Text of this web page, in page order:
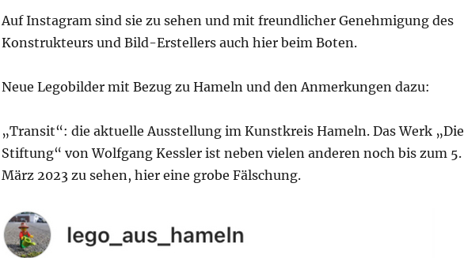
Auf Instagram sind sie zu sehen und mit freundlicher Genehmigung des
Konstrukteurs und Bild-Erstellers auch hier beim Boten.
Neue Legobilder mit Bezug zu Hameln und den Anmerkungen dazu:
„Transit“: die aktuelle Ausstellung im Kunstkreis Hameln. Das Werk „Die
Stiftung“ von Wolfgang Kessler ist neben vielen anderen noch bis zum 5.
März 2023 zu sehen, hier eine grobe Fälschung.